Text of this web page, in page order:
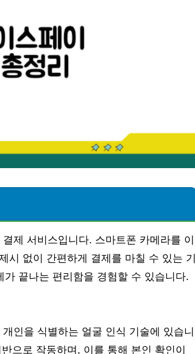
제 서비스입니다. 스마트폰 카메라를 이
시 없이 간편하게 결제를 마칠 수 있는 기
끝나는 편리함을 경험할 수 있습니다.
인을 식별하는 얼굴 인식 기술에 있습니
으로 작동하며, 이를 통해 본인 확인이